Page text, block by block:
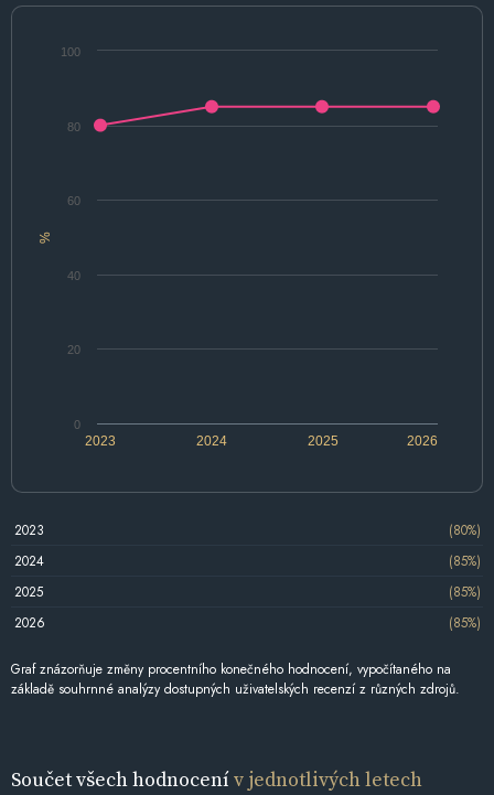
%
2024 2026
2023 2025
0
20
40
60
80
100
2023
(80%)
2024
(85%)
2025
(85%)
2026
(85%)
Graf znázorňuje změny procentního konečného hodnocení, vypočítaného na
základě souhrnné analýzy dostupných uživatelských recenzí z různých zdrojů.
Součet všech hodnocenív jednotlivých letech